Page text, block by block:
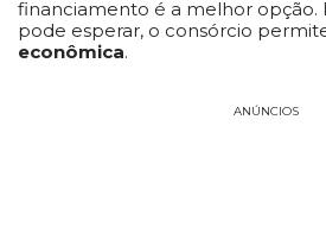
financiamento é a melhor opção.
pode esperar, o consórcio
econômica.
ANÚNCIOS